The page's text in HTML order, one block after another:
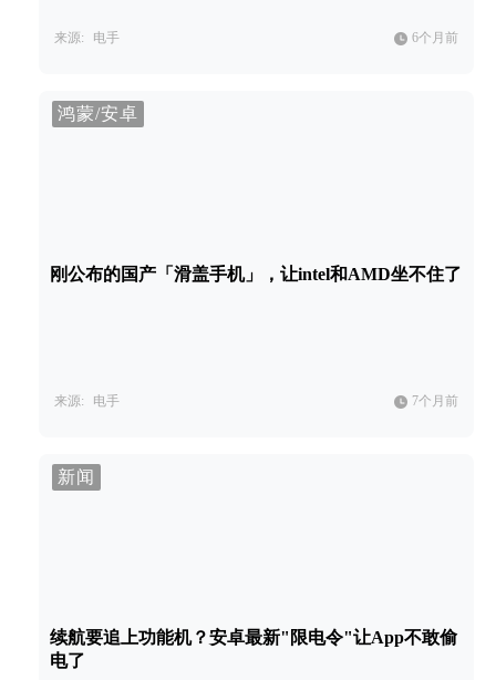
来源: 电手 6个月前
鸿蒙/安卓
刚公布的国产「滑盖手机」，让intel和AMD坐不住了
来源: 电手 7个月前
新闻
续航要追上功能机？安卓最新"限电令"让App不敢偷
电了